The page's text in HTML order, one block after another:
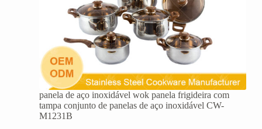
panela de aço inoxidável wok panela frigideira com
tampa conjunto de panelas de aço inoxidável CW-
M1231B